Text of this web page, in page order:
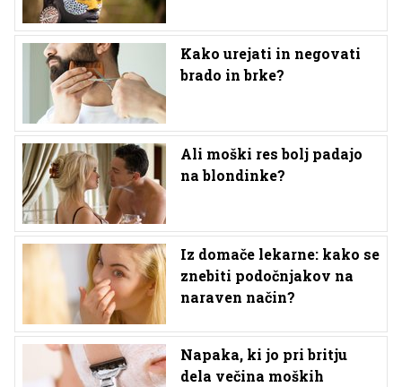
Kako urejati in negovati
brado in brke?
Ali moški res bolj padajo
na blondinke?
Iz domače lekarne: kako se
znebiti podočnjakov na
naraven način?
Napaka, ki jo pri britju
dela večina moških